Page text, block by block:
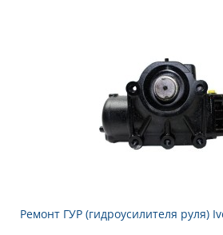
Ремонт ГУР (гидроусилителя руля)